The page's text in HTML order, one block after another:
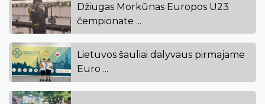
Džiugas Morkūnas Europos U23
čempionate ...
Lietuvos šauliai dalyvaus pirmajame
Euro ...